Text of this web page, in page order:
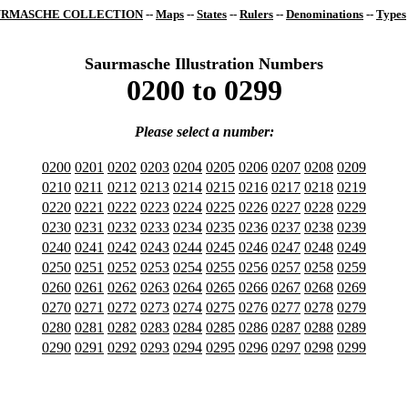
COLLECTION-- Maps -- States -- Rulers -- Denominations -- Types
Saurmasche Illustration Numbers
0200 to 0299
Please select a number:
0200 0201 0202 0203 0204 0205 0206 0207 0208 0209
0210 0211 0212 0213 0214 0215 0216 0217 0218 0219
0220 0221 0222 0223 0224 0225 0226 0227 0228 0229
0230 0231 0232 0233 0234 0235 0236 0237 0238 0239
0240 0241 0242 0243 0244 0245 0246 0247 0248 0249
0250 0251 0252 0253 0254 0255 0256 0257 0258 0259
0260 0261 0262 0263 0264 0265 0266 0267 0268 0269
0270 0271 0272 0273 0274 0275 0276 0277 0278 0279
0280 0281 0282 0283 0284 0285 0286 0287 0288 0289
0290 0291 0292 0293 0294 0295 0296 0297 0298 0299